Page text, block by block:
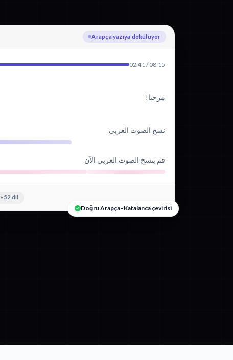
Katalanca diline çevriliyor
02:41 / 08:15
مرحبا!
نسخ الصوت العربي
قم بنسخ الصوت العربي الآن
+52 dil
Doğru Arapça–Katalanca çevirisi